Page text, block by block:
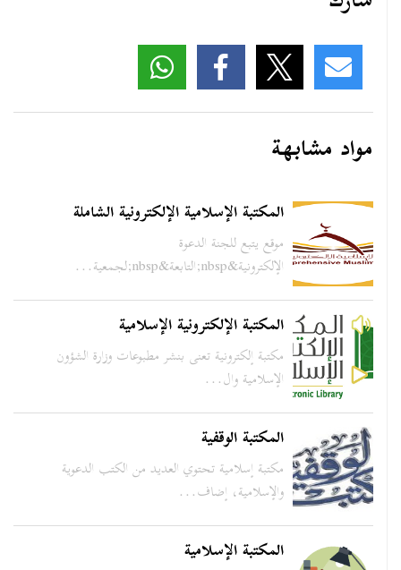
مواد مشابهة
المكتبة الإسلامية الإلكترونية الشاملة
موقع يتبع للجنة الدعوة
الإلكترونية&nbsp;التابعة&nbsp;لجمعية...
المكتبة الإلكترونية الإسلامية
مكتبة إلكترونية تعنى بنشر مطبوعات وزارة الشؤون
الإسلامية وال...
المكتبة الوقفية
مكتبة إسلامية تحتوي العديد من الكتب الدعوية
والإسلامية، إضاف...
المكتبة الإسلامية